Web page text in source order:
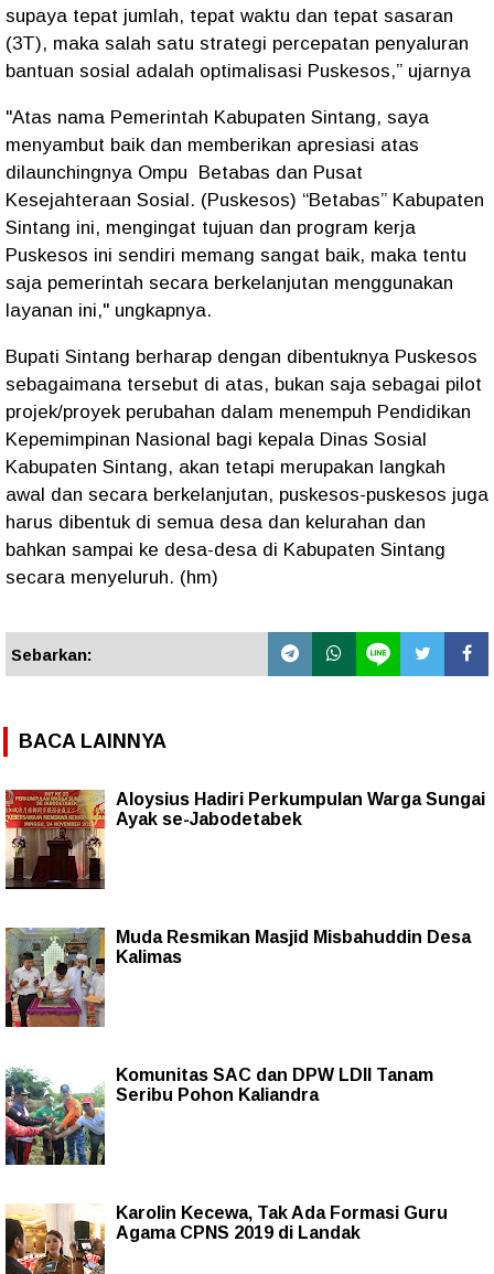
supaya tepat jumlah, tepat waktu dan tepat sasaran
(3T), maka salah satu strategi percepatan penyaluran
bantuan sosial adalah optimalisasi Puskesos,” ujarnya
"Atas nama Pemerintah Kabupaten Sintang, saya
menyambut baik dan memberikan apresiasi atas
dilaunchingnya Ompu Betabas dan Pusat
Kesejahteraan Sosial. (Puskesos) “Betabas” Kabupaten
Sintang ini, mengingat tujuan dan program kerja
Puskesos ini sendiri memang sangat baik, maka tentu
saja pemerintah secara berkelanjutan menggunakan
layanan ini," ungkapnya.
Bupati Sintang berharap dengan dibentuknya Puskesos
sebagaimana tersebut di atas, bukan saja sebagai pilot
projek/proyek perubahan dalam menempuh Pendidikan
Kepemimpinan Nasional bagi kepala Dinas Sosial
Kabupaten Sintang, akan tetapi merupakan langkah
awal dan secara berkelanjutan, puskesos-puskesos juga
harus dibentuk di semua desa dan kelurahan dan
bahkan sampai ke desa-desa di Kabupaten Sintang
secara menyeluruh. (hm)
Sebarkan:
BACA LAINNYA
Aloysius Hadiri Perkumpulan Warga Sungai
Ayak se-Jabodetabek
Muda Resmikan Masjid Misbahuddin Desa
Kalimas
Komunitas SAC dan DPW LDII Tanam
Seribu Pohon Kaliandra
Karolin Kecewa, Tak Ada Formasi Guru
Agama CPNS 2019 di Landak